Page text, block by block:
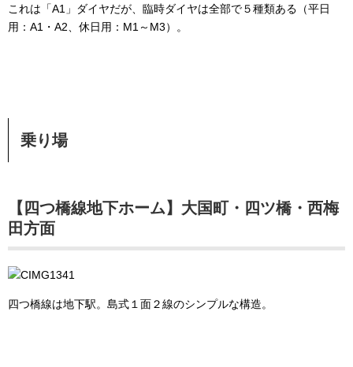
これは「A1」ダイヤだが、臨時ダイヤは全部で５種類ある（平日
用：A1・A2、休日用：M1～M3）。
乗り場
【四つ橋線地下ホーム】大国町・四ツ橋・西梅
田方面
四つ橋線は地下駅。島式１面２線のシンプルな構造。